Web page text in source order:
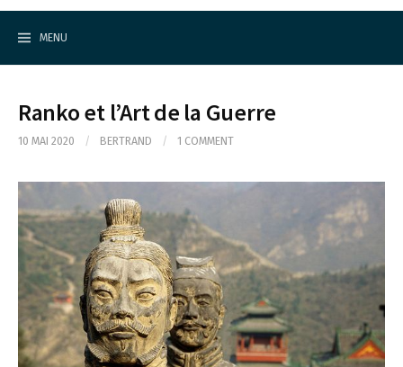
S
MENU
Ranko et l’Art de la Guerre
10 MAI 2020 / BERTRAND / 1 COMMENT